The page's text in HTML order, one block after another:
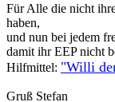
Für Alle die nicht
haben,
und nun bei jedem
damit ihr EEP nicht
Hilfmittel: "Willi
Gruß Stefan